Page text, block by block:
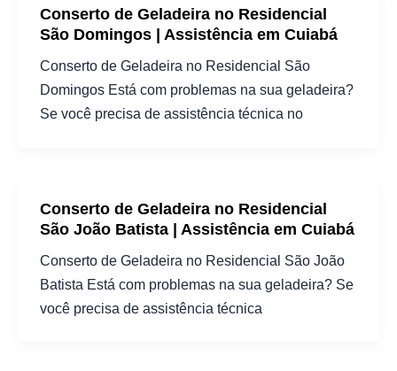
Conserto de Geladeira no Residencial
São Domingos | Assistência em Cuiabá
Conserto de Geladeira no Residencial São
Domingos Está com problemas na sua geladeira?
Se você precisa de assistência técnica no
Conserto de Geladeira no Residencial
São João Batista | Assistência em Cuiabá
Conserto de Geladeira no Residencial São João
Batista Está com problemas na sua geladeira? Se
você precisa de assistência técnica